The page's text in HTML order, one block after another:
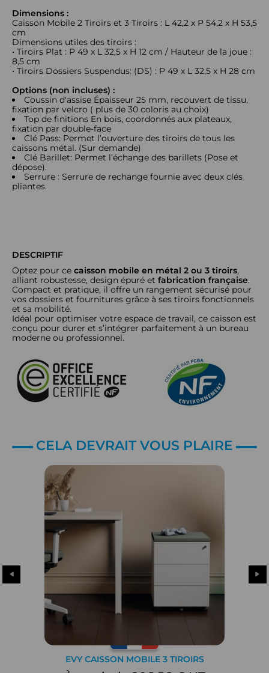
Dimensions :
Caisson Mobile 2 Tiroirs et 3 Tiroirs : L 42,2 x P 54,2 x H 53,5
cm
Dimensions utiles des tiroirs :
• Tiroirs Plat : P 49 x L 32,5 x H 12 cm / Hauteur de la joue :
8,5 cm
• Tiroirs Dossiers Suspendus: (DS) : P 49 x L 32,5 x H 28 cm
Options (non incluses) :
Coussin d'assise Épaisseur 25 mm, recouvert de tissu,
fixation par velcro ( plus de 30 coloris au choix)
Top de finitions En bois, coordonnés aux plateaux,
fixation par double-face
Clé Pass: Permet l’ouverture des tiroirs de tous les
caissons métal. (Sur demande)
Clé Barillet: Permet l’échange des barillets (Pose et
dépose).
Serrure : Serrure de rechange fournie avec deux clés
pliantes.
DESCRIPTIF
Optez pour ce caisson mobile en métal 2 ou 3 tiroirs,
alliant robustesse, design épuré et fabrication française.
Compact et pratique, il offre un rangement sécurisé pour
vos dossiers et fournitures grâce à ses tiroirs fonctionnels
et sa mobilité.
Idéal pour optimiser votre espace de travail, ce caisson est
conçu pour durer et s’intégrer parfaitement à un bureau
moderne ou professionnel.
CELA DEVRAIT VOUS PLAIRE
EVY CAISSON MOBILE 3 TIROIRS